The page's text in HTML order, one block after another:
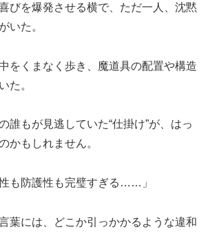
びを爆発させる横で、ただ一人、沈黙
いた。
をくまなく歩き、魔道具の配置や構造
た。
誰もが見逃していた“仕掛け”が、はっ
かもしれません。
も防護性も完璧すぎる……」
葉には、どこか引っかかるような違和